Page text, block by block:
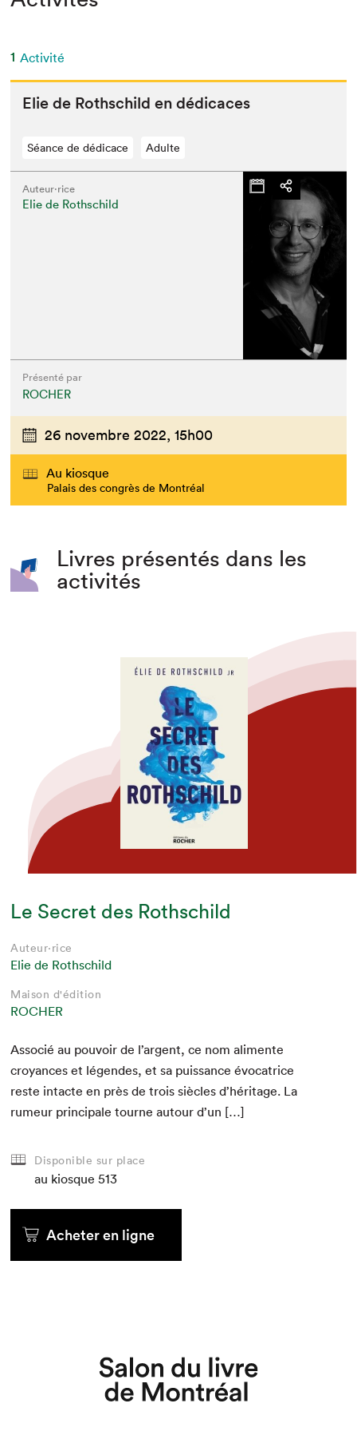
1 Activité
Elie de Roth­schild en dédicaces
Séance de dédicace Adulte
Auteur·rice
Elie de Rothschild
Présenté par
ROCHER
26 novembre 2022, 15h00
Au kiosque
Palais des congrès de Montréal
Livres présentés dans les
activités
Le Secret des Rothschild
Auteur·rice
Elie de Rothschild
Maison d'édition
ROCHER
Asso­cié au pou­voir de l’ar­gent, ce nom ali­mente
croy­ances et légen­des, et sa puis­sance évo­ca­trice
reste intacte en près de trois siè­cles d’héritage. La
rumeur prin­ci­pale tourne autour d’un […]
Disponible sur place
au kiosque 513
Acheter en ligne